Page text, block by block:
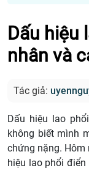
Dấu hiệu
nhân và
Tác giả:
Dấu hiệu lao
không biết mình
chứng nặng. Hôm
hiệu lao phổi